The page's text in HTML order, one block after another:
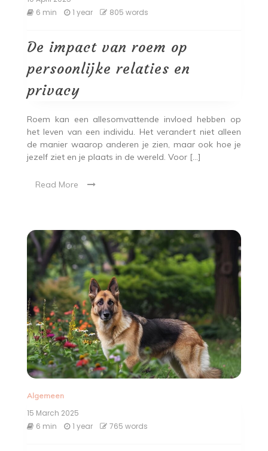
6 min
1 year 805 words
De impact van roem op
persoonlijke relaties en
privacy
Roem kan een allesomvattende invloed hebben op
het leven van een individu. Het verandert niet alleen
de manier waarop anderen je zien, maar ook hoe je
jezelf ziet en je plaats in de wereld. Voor […]
Read More
Algemeen
15 March 2025
6 min
1 year 765 words